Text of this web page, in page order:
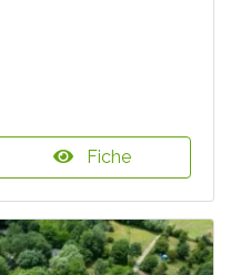
Fiche